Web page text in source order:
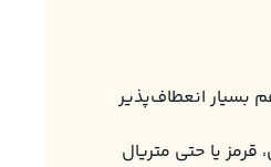
بسیار انعطاف‌پذیر
قرمز یا حتی متریال